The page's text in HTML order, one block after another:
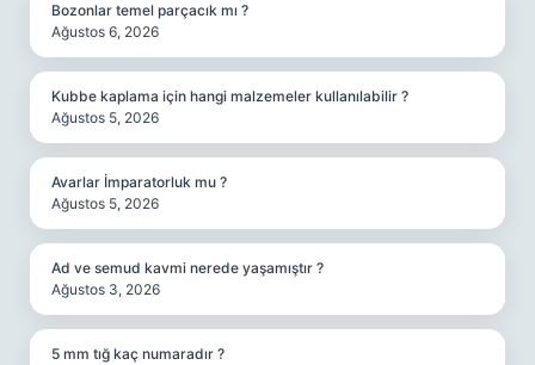
Bozonlar temel parçacık mı ?
Ağustos 6, 2026
Kubbe kaplama için hangi malzemeler kullanılabilir ?
Ağustos 5, 2026
Avarlar İmparatorluk mu ?
Ağustos 5, 2026
Ad ve semud kavmi nerede yaşamıştır ?
Ağustos 3, 2026
5 mm tığ kaç numaradır ?